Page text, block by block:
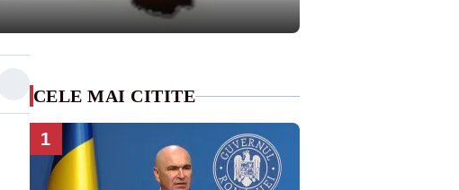
CELE MAI CITITE
1